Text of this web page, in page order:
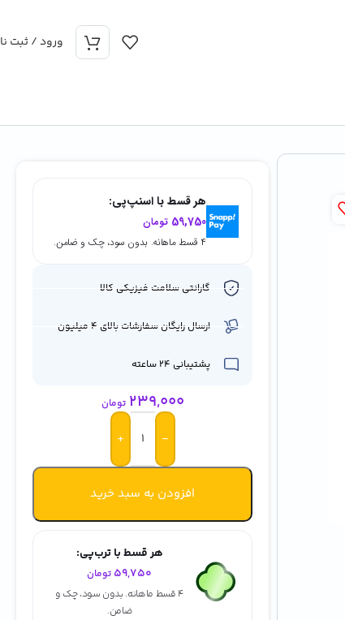
ورود / ثبت نام
هر قسط با اسنپ‌پی:
59,750 تومان
۴ قسط ماهانه. بدون سود، چک و ضامن.
گارانتی سلامت فیزیکی کالا
ارسال رایگان سفارشات بالای 4 میلیون
پشتیبانی 24 ساعته
239,000 تومان
افزودن به سبد خرید
هر قسط با ترب‌پی:
59,750تومان
۴ قسط ماهانه. بدون سود، چک و
ضامن.